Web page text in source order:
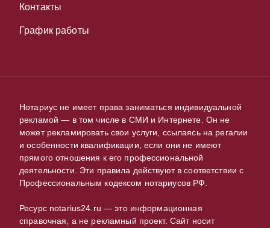
Контакты
График работы
Нотариус не имеет права заниматься индивидуальной
рекламой — в том числе в СМИ и Интернете. Он не
может рекламировать свои услуги, ссылаясь на регалии
и особенности квалификации, если они не имеют
прямого отношения к его профессиональной
деятельности. Эти правила действуют в соответствии с
Профессиональным кодексом нотариусов РФ.
Ресурс notarius24.ru — это информационная
справочная, а не рекламный проект. Сайт носит